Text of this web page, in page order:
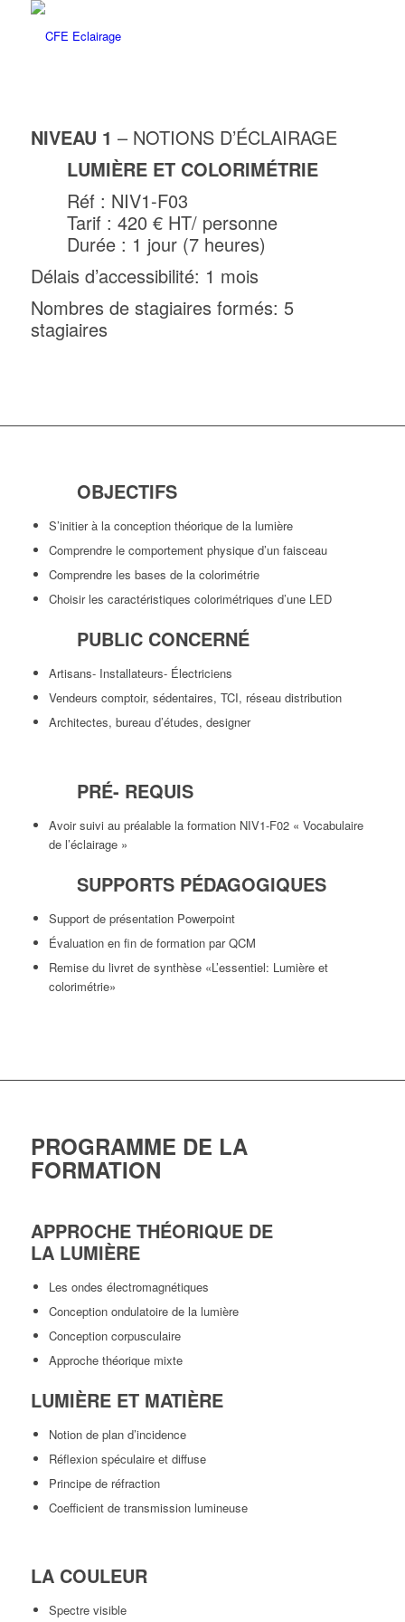
NIVEAU 1 – NOTIONS D’ÉCLAIRAGE
LUMIÈREET COLORIMÉTRIE
Réf : NIV1-F03
Tarif : 420 € HT/ personne
Durée : 1 jour (7 heures)
Délais d’accessibilité: 1 mois
Nombres de stagiaires formés: 5
stagiaires
OBJECTIFS
S’initier à la conception théorique de la lumière
Comprendre le comportement physique d’un faisceau
Comprendre les bases de la colorimétrie
Choisir les caractéristiques colorimétriques d’une LED
PUBLIC CONCERNÉ
Artisans- Installateurs- Électriciens
Vendeurs comptoir, sédentaires, TCI, réseau distribution
Architectes, bureau d’études, designer
PRÉ- REQUIS
Avoir suivi au préalable la formation NIV1-F02 « Vocabulaire
de l’éclairage »
SUPPORTS PÉDAGOGIQUES
Support de présentation Powerpoint
Évaluation en fin de formation par QCM
Remise du livret de synthèse «L’essentiel: Lumière et
colorimétrie»
PROGRAMME DE LA
FORMATION
APPROCHE THÉORIQUE DE
LA LUMIÈRE
Les ondes électromagnétiques
Conception ondulatoire de la lumière
Conception corpusculaire
Approche théorique mixte
LUMIÈREET MATIÈRE
Notion de plan d’incidence
Réflexion spéculaire et diffuse
Principe de réfraction
Coefficient de transmission lumineuse
LA COULEUR
Spectre visible